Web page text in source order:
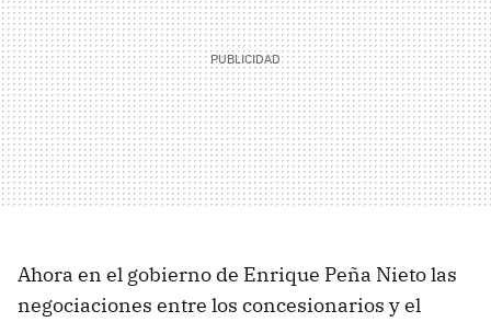
Ahora en el gobierno de Enrique Peña Nieto las
negociaciones entre los concesionarios y el